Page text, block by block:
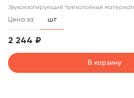
Звукоизолирующий трехслойный материал
Цена за шт
2 244 ₽
В корзину